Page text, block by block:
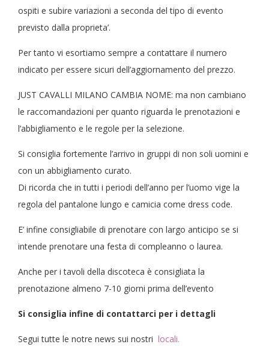
ospiti e subire variazioni a seconda del tipo di evento
previsto dalla proprieta’.
Per tanto vi esortiamo sempre a contattare il numero
indicato per essere sicuri dell’aggiornamento del prezzo.
JUST CAVALLI MILANO CAMBIA NOME: ma non cambiano
le raccomandazioni per quanto riguarda le prenotazioni e
l’abbigliamento e le regole per la selezione.
Si consiglia fortemente l’arrivo in gruppi di non soli uomini e
con un abbigliamento curato.
Di ricorda che in tutti i periodi dell’anno per l’uomo vige la
regola del pantalone lungo e camicia come dress code.
E’ infine consigliabile di prenotare con largo anticipo se si
intende prenotare una festa di compleanno o laurea.
Anche per i tavoli della discoteca è consigliata la
prenotazione almeno 7-10 giorni prima dell’evento
Si consiglia infine di contattarci per i dettagli
Segui tutte le notre news sui nostri locali.